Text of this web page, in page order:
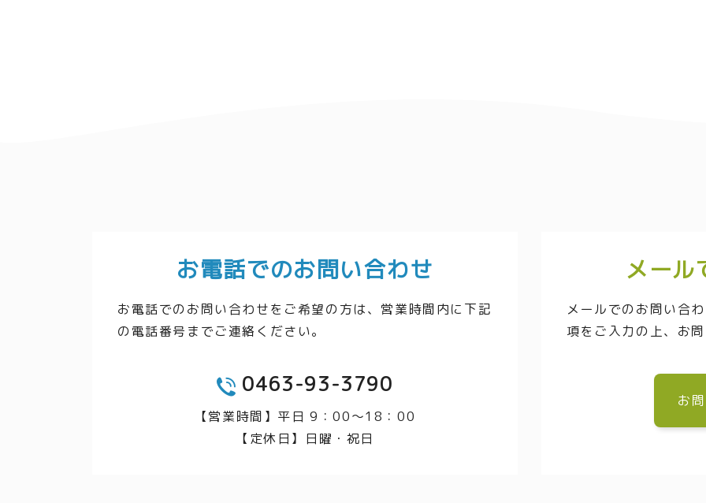
お電話でのお問い合わせ
お電話でのお問い合わせをご希望の方は、営業時間内に下記
の電話番号までご連絡ください。
TEL
0463-93-3790
【営業時間】平日 9：00～18：00
【定休日】日曜・祝日
メール
メールでのお問い合
項をご入力の上、お
お